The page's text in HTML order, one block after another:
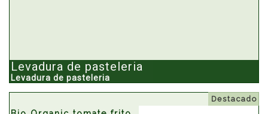
Levadura de pasteleria
Levadura de pasteleria
Destacado